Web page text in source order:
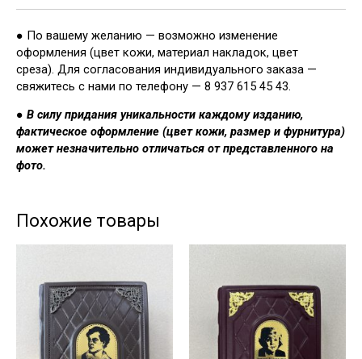
● По вашему желанию — возможно изменение
оформления (цвет кожи, материал накладок, цвет
среза). Для согласования индивидуального заказа —
свяжитесь с нами по телефону — 8 937 615 45 43.
● В силу придания уникальности каждому изданию,
фактическое оформление (цвет кожи, размер и фурнитура)
может незначительно отличаться от представленного на
фото.
Похожие товары